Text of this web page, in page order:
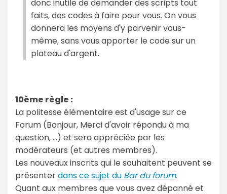
donc inutile de demander des scripts tout
faits, des codes à faire pour vous. On vous
donnera les moyens d'y parvenir vous-
même, sans vous apporter le code sur un
plateau d'argent.
10ème règle :
La politesse élémentaire est d'usage sur ce
Forum (Bonjour, Merci d'avoir répondu à ma
question, ...) et sera appréciée par les
modérateurs (et autres membres).
Les nouveaux inscrits qui le souhaitent peuvent se
présenterdans ce sujet du Bar du forum.
Quant aux membres que vous avez dépanné et